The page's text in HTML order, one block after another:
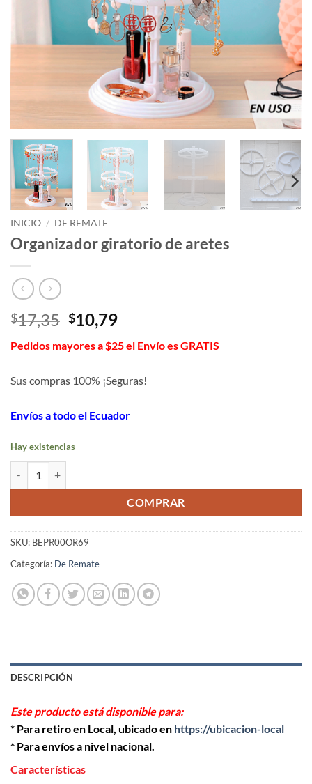
INICIO / DE REMATE
Organizador giratorio de aretes
$17,35 El
precio
original
$17,35.
$10,79El
actual
$10,79.
Pedidos mayores a $25 el Envío es GRATIS
Sus compras 100% ¡Seguras!
Envíos a todo el Ecuador
Hay existencias
COMPRAR
SKU: BEPR00OR69
Categoría: De Remate
DESCRIPCIÓN
Este producto está disponible para:
* Para retiro en Local, ubicado en https://ubicacion-local
* Para envíos a nivel nacional.
Características